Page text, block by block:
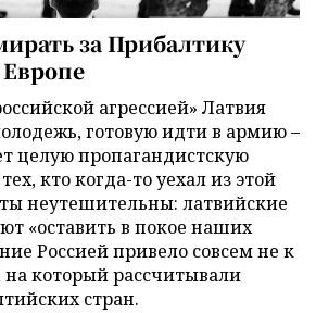
за Прибалтику
агрессией» Латвия
готовую идти в армию –
целую пропагандистскую
кто когда-то уехал из этой
неутешительны: латвийские
«оставить в покое наших
Россией привело совсем не к
на который рассчитывали
стран.